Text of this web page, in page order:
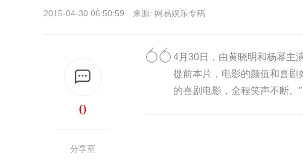
2015-04-30 06:50:59 来源: 网易娱乐专稿
0
分享至
4月30日，由黄晓明和杨幂主
提前本片，电影的颜值和喜剧
的喜剧电影，全程笑声不断。”